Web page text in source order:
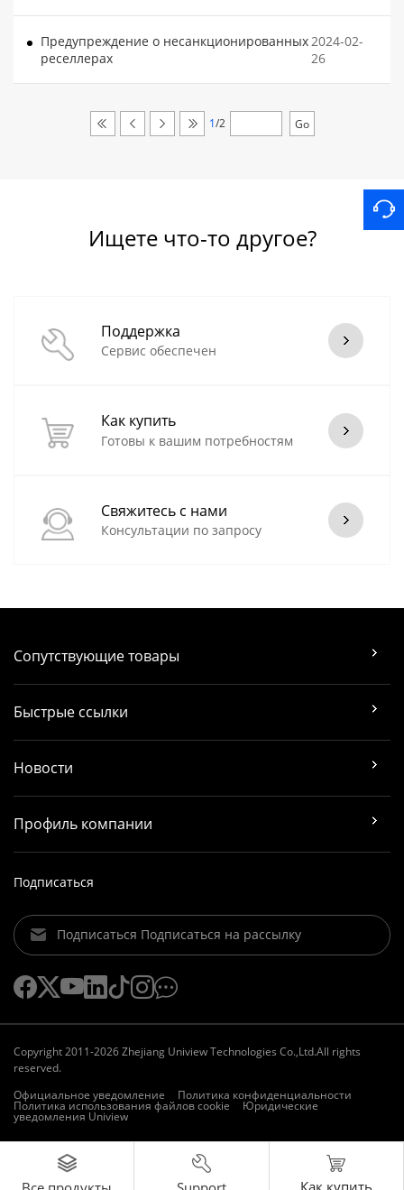
Предупреждение о несанкционированных
реселлерах
2024-02-
26
1/2
Ищете что-то другое?
Поддержка
Сервис обеспечен
Как купить
Готовы к вашим потребностям
Свяжитесь с нами
Консультации по запросу
Сопутствующие товары
Быстрые ссылки
Новости
Профиль компании
Подписаться
Подписаться Подписаться на рассылку
Copyright 2011-2026 Zhejiang Uniview Technologies Co.,Ltd.All rights
reserved.
Официальное уведомление
Политика конфиденциальности
Политика использования файлов cookie Юридические
уведомления Uniview